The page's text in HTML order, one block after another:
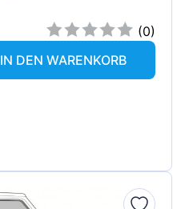
(0)
IN DEN WARENKORB